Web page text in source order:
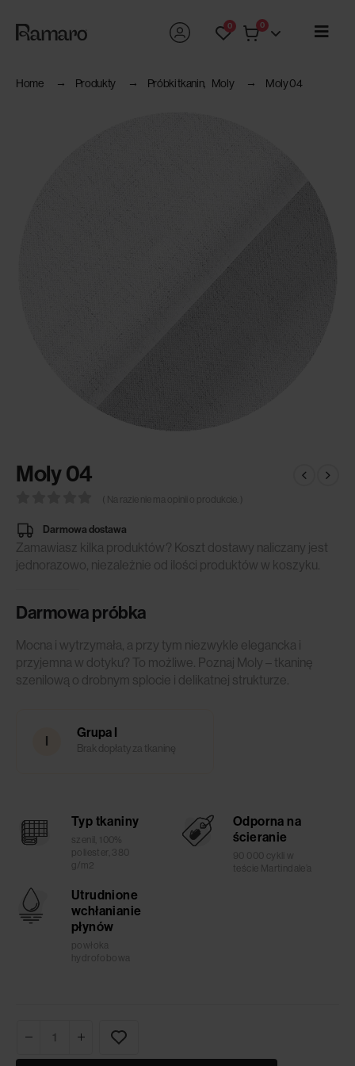
0 0
Home Produkty Próbki tkanin, Moly Moly 04
Moly 04
( Na razie nie ma opinii o produkcie. )
Darmowa dostawa
Zamawiasz kilka produktów? Koszt dostawy naliczany jest
jednorazowo, niezależnie od ilości produktów w koszyku.
Darmowa próbka
Mocna i wytrzymała, a przy tym niezwykle elegancka i
przyjemna w dotyku? To możliwe. Poznaj Moly – tkaninę
szenilową o drobnym splocie i delikatnej strukturze.
I
Grupa I
Brak dopłaty za tkaninę
Typ tkaniny
szenil, 100%
poliester, 380
g/m2
Odporna na
ścieranie
90 000 cykli w
teście Martindale’a
Utrudnione
wchłanianie
płynów
powłoka
hydrofobowa